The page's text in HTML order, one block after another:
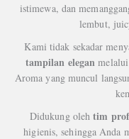
istimewa, dan
lembut,
Kami tidak sekadar
tampilan elegan
Aroma yang muncul
Didukung olehtim
higienis, sehingga Anda